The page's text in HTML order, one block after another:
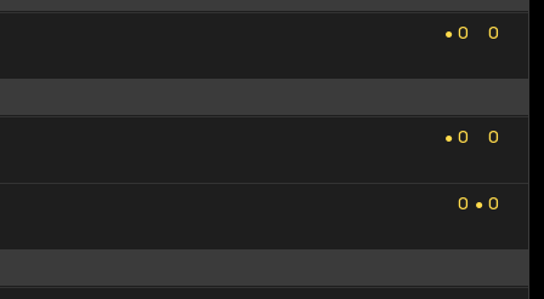
●
0
0
0
0
●
0
0
0
0
0 ● 0
0
0